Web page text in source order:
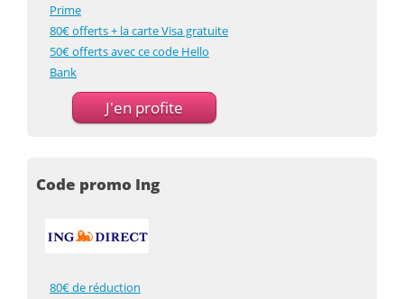
Prime
80€ offerts + la carte Visa gratuite
50€ offerts avec ce code Hello
Bank
J'en profite
Code promo Ing
80€ de réduction